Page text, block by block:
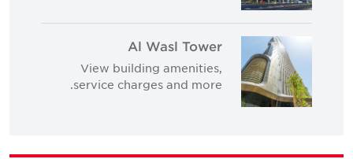
Al Wasl Tower
View building amenities,
service charges and more.